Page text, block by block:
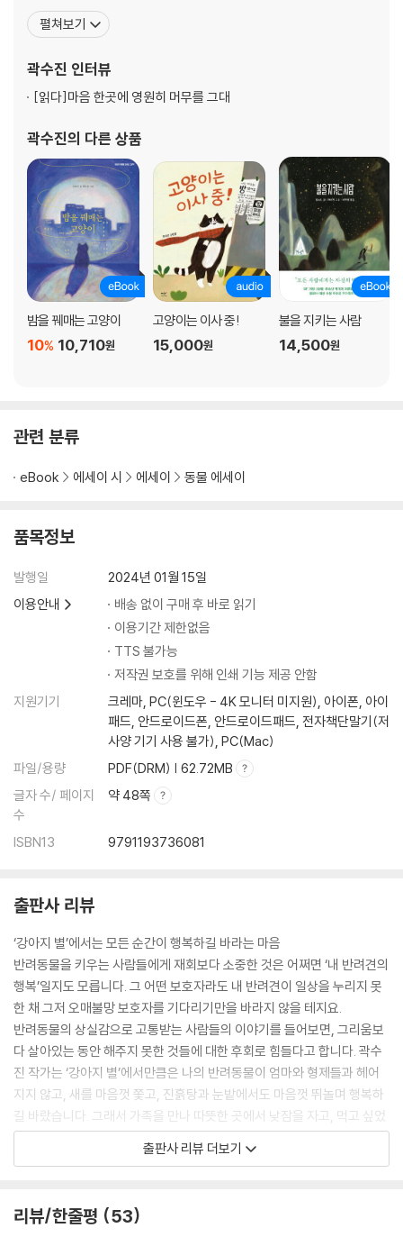
의 영예를 안았고, 이후 월드 일러스트레이션 어워즈, 요토 카네기 메
달(케이트 그리너웨이상) 후보로 지명되었으며, 2022년 볼로냐 국
니다. 지금은 서울에서 옥수수빛 고양이 ‘수수’와 함께 살
펼쳐보기
곽수진 인터뷰
[읽다]마음 한곳에 영원히 머무를 그대
곽수진의 다른 상품
밤을 꿰매는 고양이
10,710원
10%
고양이는 이사 중!
15,000원
불을 지키는 사람
14,500원
관련 분류
eBook 에세이 시 에세이 동물 에세이
품목정보
발행일
2024년 01월 15일
이용안내
배송 없이 구매 후 바로 읽기
이용기간 제한없음
TTS 불가능
저작권 보호를 위해 인쇄 기능 제공 안함
지원기기
크레마, PC(윈도우 - 4K 모니터 미지원), 아이폰, 아이
패드, 안드로이드폰, 안드로이드패드, 전자책단말기(저
사양 기기 사용 불가), PC(Mac)
파일/용량
PDF(DRM) | 62.72MB
글자 수/ 페이지
수
약 48쪽
ISBN13 9791193736081
출판사 리뷰
‘강아지 별’에서는 모든 순간이 행복하길 바라는 마음
반려동물을 키우는 사람들에게 재회보다 소중한 것은 어쩌면 ‘내 반려견의
행복’일지도 모릅니다. 그 어떤 보호자라도 내 반려견이 일상을 누리지 못
한 채 그저 오매불망 보호자를 기다리기만을 바라지 않을 테지요.
반려동물의 상실감으로 고통받는 사람들의 이야기를 들어보면, 그리움보
다 살아있는 동안 해주지 못한 것들에 대한 후회로 힘들다고 합니다. 곽수
진 작가는 ‘강아지 별’에서만큼은 나의 반려동물이 엄마와 형제들과 헤어
지지 않고, 새를 마음껏 쫓고, 진흙탕과 눈밭에서도 마음껏 뛰놀며 행복하
길 바랐습니다. 그래서 가족을 만나 따뜻한 곳에서 낮잠을 자고, 먹고 싶었
던 음식을 마음껏 먹고, 산책도 원 없이 하는 모습을 특유의 담백한 글과 따
뜻한 그림으로 독자들에게 전하고 있습니다.
잘 지내고 있을 거란 믿음을 가질 수 있길, 그 믿음이 위로가 되길 바랍니
출판사 리뷰 더보기
리뷰/한줄평 53